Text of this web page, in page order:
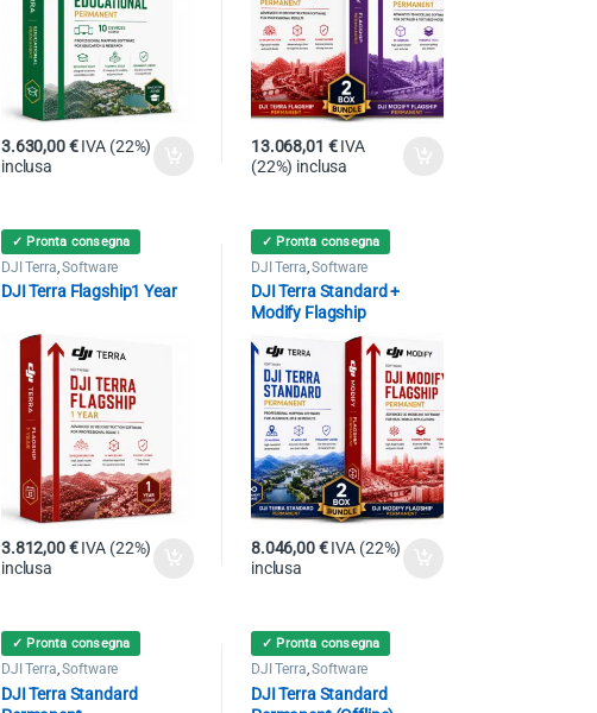
3.630,00€ IVA (22%)
inclusa
13.068,01 € IVA
(22%) inclusa
✓ Pronta consegna
DJI Terra ,Software
DJI Terra Flagship1 Year
3.812,00€ IVA (22%)
inclusa
✓ Pronta consegna
DJI Terra ,Software
DJI Terra Standard +
Modify Flagship
8.046,00€ IVA (22%)
inclusa
✓ Pronta consegna
DJI Terra,Software
DJI Terra Standard
✓ Pronta consegna
DJI Terra,Software
DJI Terra Standard